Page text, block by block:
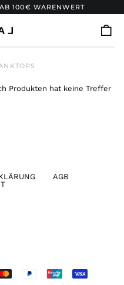
100€ WARENWERT
Produkten hat keine Treffer
AGB